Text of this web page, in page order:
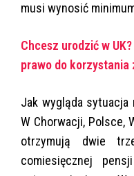
musi wynosić
Chcesz urodzić w
prawo do korzystania
Jak wygląda
W Chorwacji, Polsce,
otrzymują dwie
comiesięcznej